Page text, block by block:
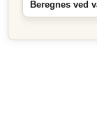
Beregnes ved